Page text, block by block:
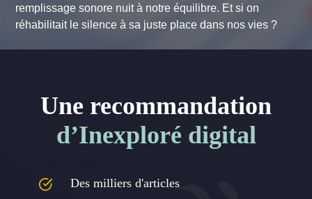
remplissage sonore nuit à notre équilibre. Et si on
réhabilitait le silence à sa juste place dans nos vies ?
Une recommandation
d’Inexploré digital
Des milliers d'articles